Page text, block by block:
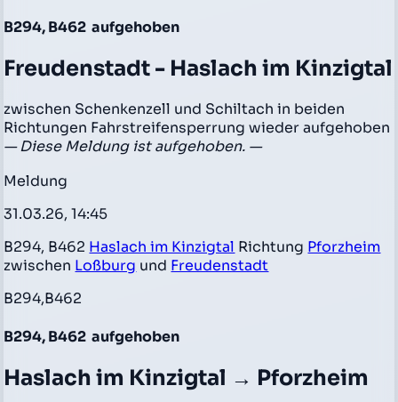
B294, B462 aufgehoben
Freudenstadt - Haslach im Kinzigtal
zwischen Schenkenzell und Schiltach in beiden
Richtungen Fahrstreifensperrung wieder aufgehoben
— Diese Meldung ist aufgehoben. —
Meldung
31.03.26, 14:45
B294, B462 Haslach im Kinzigtal Richtung Pforzheim
zwischen Loßburg und Freudenstadt
B294,B462
B294, B462 aufgehoben
Haslach im Kinzigtal → Pforzheim